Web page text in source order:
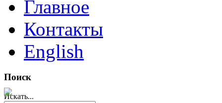
Главное
Контакты
English
Поиск
Искать...